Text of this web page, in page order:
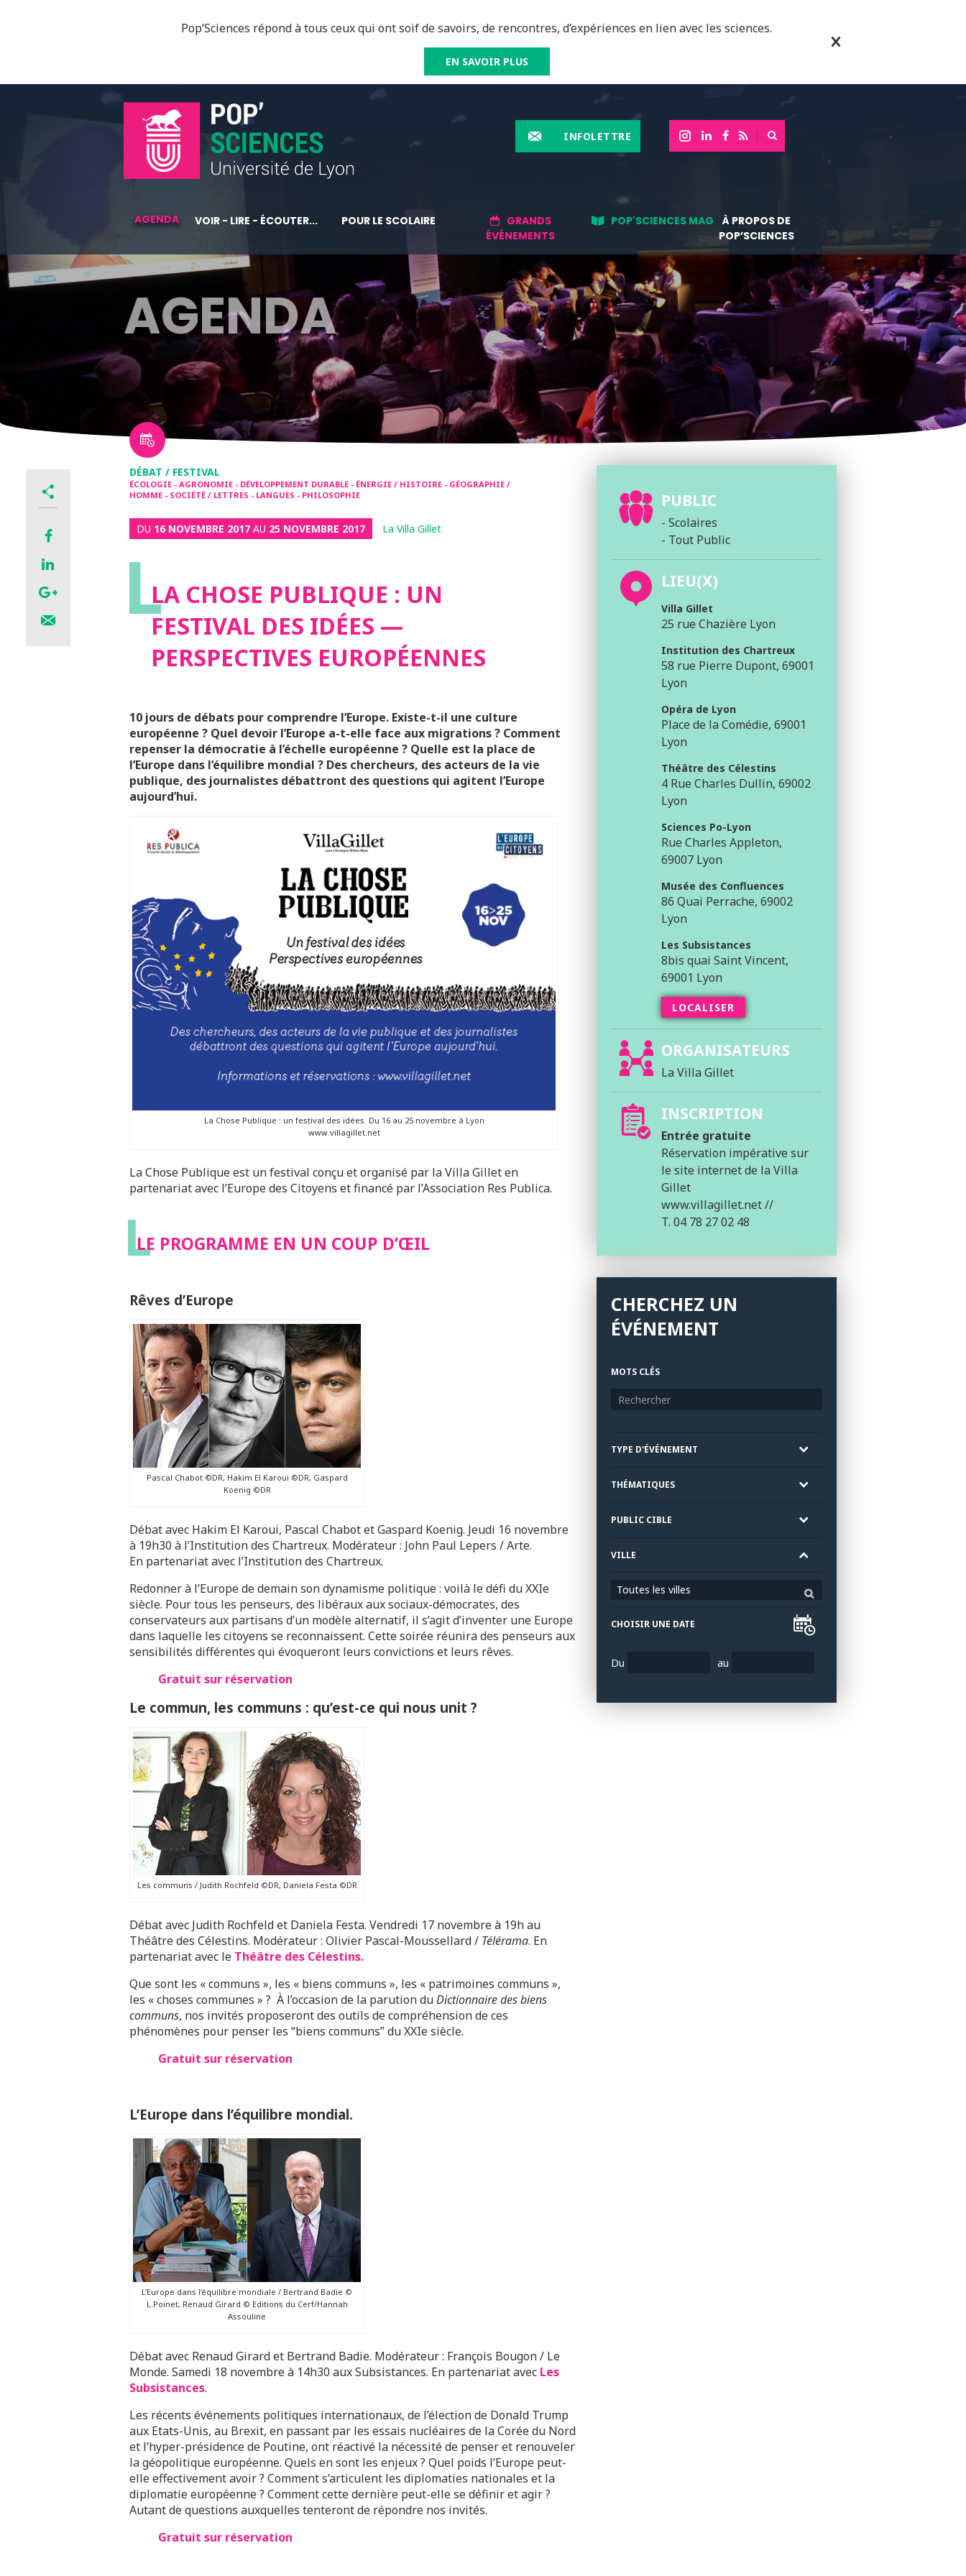
Pop’Sciences répond à tous ceux qui ont soif de savoirs, de rencontres, d’expériences en lien avec les sciences.
EN SAVOIR PLUS
INFOLETTRE
AGENDA VOIR - LIRE - ÉCOUTER... POUR LE SCOLAIRE
GRANDS
ÉVÉNEMENTS
POP'SCIENCES MAG
À PROPOS DE
POP’SCIENCES
AGENDA
DÉBAT / FESTIVAL
ÉCOLOGIE - AGRONOMIE - DÉVELOPPEMENT DURABLE - ÉNERGIE / HISTOIRE - GÉOGRAPHIE /
HOMME - SOCIÉTÉ / LETTRES - LANGUES - PHILOSOPHIE
DU 16 NOVEMBRE 2017 AU 25 NOVEMBRE 2017 La Villa Gillet
LLA CHOSE PUBLIQUE : UN
FESTIVAL DES IDÉES —
PERSPECTIVES EUROPÉENNES
10 jours de débats pour comprendre l’Europe. Existe-t-il une culture
européenne ? Quel devoir l’Europe a-t-elle face aux migrations ? Comment
repenser la démocratie à l’échelle européenne ? Quelle est la place de
l’Europe dans l’équilibre mondial ? Des chercheurs, des acteurs de la vie
publique, des journalistes débattront des questions qui agitent l’Europe
aujourd’hui.
La Chose Publique : un festival des idées. Du 16 au 25 novembre à Lyon
www.villagillet.net
La Chose Publique est un festival conçu et organisé par la Villa Gillet en
partenariat avec l’Europe des Citoyens et financé par l’Association Res Publica.
L
LE PROGRAMME EN UN COUP D’ŒIL
Rêves d’Europe
Pascal Chabot ©DR, Hakim El Karoui ©DR, Gaspard
Koenig ©DR
Débat avec Hakim El Karoui, Pascal Chabot et Gaspard Koenig. Jeudi 16 novembre
à 19h30 à l’Institution des Chartreux. Modérateur : John Paul Lepers / Arte.
En partenariat avec l’Institution des Chartreux.
Redonner à l’Europe de demain son dynamisme politique : voilà le défi du XXIe
siècle. Pour tous les penseurs, des libéraux aux sociaux-démocrates, des
conservateurs aux partisans d’un modèle alternatif, il s’agit d’inventer une Europe
dans laquelle les citoyens se reconnaissent. Cette soirée réunira des penseurs aux
sensibilités différentes qui évoqueront leurs convictions et leurs rêves.
Gratuit sur réservation
Le commun, les communs : qu’est-ce qui nous unit ?
Les communs / Judith Rochfeld ©DR, Daniela Festa ©DR
Débat avec Judith Rochfeld et Daniela Festa. Vendredi 17 novembre à 19h au
Théâtre des Célestins. Modérateur : Olivier Pascal-Moussellard / Télérama. En
partenariat avec le Théâtre des Célestins.
Que sont les « communs », les « biens communs », les « patrimoines communs »,
les « choses communes » ? À l’occasion de la parution duDictionnaire des biens
communs, nos invités proposeront des outils de compréhension de ces
phénomènes pour penser les “biens communs” du XXIe siècle.
Gratuit sur réservation
L’Europe dans l’équilibre mondial.
L’Europe dans l’équilibre mondiale / Bertrand Badie ©
L.Poinet, Renaud Girard © Editions du Cerf/Hannah
Assouline
Débat avec Renaud Girard et Bertrand Badie. Modérateur : François Bougon / Le
Monde. Samedi 18 novembre à 14h30 aux Subsistances. En partenariat avec Les
Subsistances.
Les récents événements politiques internationaux, de l’élection de Donald Trump
aux Etats-Unis, au Brexit, en passant par les essais nucléaires de la Corée du Nord
et l’hyper-présidence de Poutine, ont réactivé la nécessité de penser et renouveler
la géopolitique européenne. Quels en sont les enjeux ? Quel poids l’Europe peut-
elle effectivement avoir ? Comment s’articulent les diplomaties nationales et la
diplomatie européenne ? Comment cette dernière peut-elle se définir et agir ?
Autant de questions auxquelles tenteront de répondre nos invités.
Gratuit sur réservation
PUBLIC
- Scolaires
- Tout Public
LIEU(X)
Villa Gillet
25 rue Chazière Lyon
Institution des Chartreux
58 rue Pierre Dupont, 69001
Lyon
Opéra de Lyon
Place de la Comédie, 69001
Lyon
Théâtre des Célestins
4 Rue Charles Dullin, 69002
Lyon
Sciences Po-Lyon
Rue Charles Appleton,
69007 Lyon
Musée des Confluences
86 Quai Perrache, 69002
Lyon
Les Subsistances
8bis quai Saint Vincent,
69001 Lyon
LOCALISER
ORGANISATEURS
La Villa Gillet
INSCRIPTION
Entrée gratuite
Réservation impérative sur
le site internet de la Villa
Gillet
www.villagillet.net //
T. 04 78 27 02 48
CHERCHEZ UN
ÉVÉNEMENT
MOTS CLÉS
TYPE D'ÉVÉNEMENT
THÉMATIQUES
PUBLIC CIBLE
VILLE
Toutes les villes
CHOISIR UNE DATE
Du au